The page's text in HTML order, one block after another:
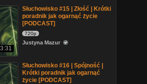
Słuchowisko #15 | Złość | Krótki
poradnik jak ogarnąć życie
[PODCAST]
720p
Justyna Mazur
Słuchowisko #16 | Spójność |
Krótki poradnik jak ogarnąć
życie [PODCAST]